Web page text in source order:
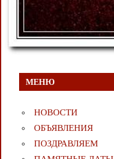
МЕНЮ
НОВОСТИ
ОБЪЯВЛЕНИЯ
ПОЗДРАВЛЯЕМ